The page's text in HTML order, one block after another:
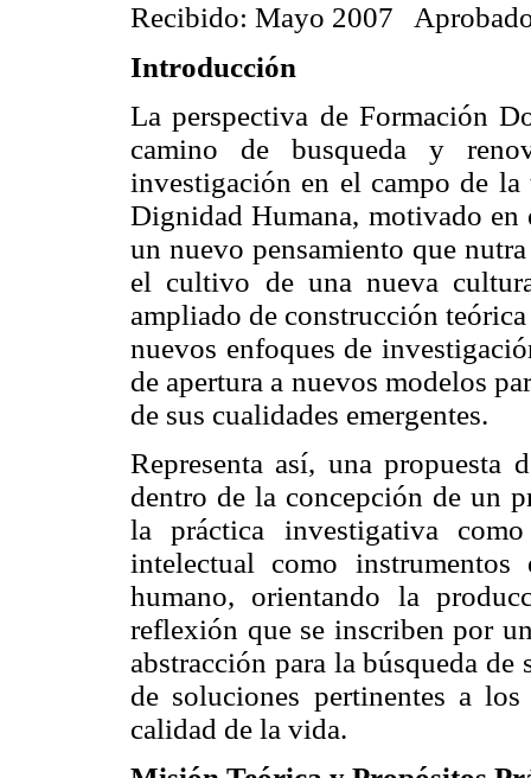
Recibido: Mayo 2007
Introducción
La perspectiva de Formación
camino de busqueda y
investigación en el campo de
Dignidad Humana, motivado
un nuevo pensamiento que
el cultivo de una nueva
ampliado de construcción
nuevos enfoques de
de apertura a nuevos modelos
de sus cualidades emergentes.
Representa así, una propuesta
dentro de la concepción de un
la práctica investigativa
intelectual como
humano, orientando la
reflexión que se inscriben por
abstracción para la búsqueda
de soluciones pertinentes a
calidad de la vida.